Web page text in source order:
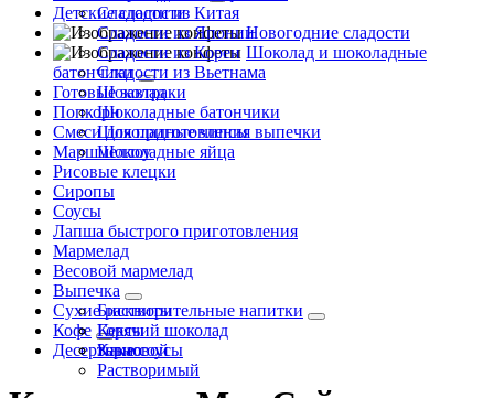
Сладости из Китая
Сладости из Японии
Сладости из Кореи
Сладости из Вьетнама
Детские сладости
Новогодние сладости
Шоколад и шоколадные
батончики
Шоколад
Шоколадные батончики
Шоколадные чипсы
Шоколадные яйца
Готовые завтраки
Попкорн
Смеси для приготовления выпечки
Маршмеллоу
Рисовые клецки
Сиропы
Соусы
Лапша быстрого приготовления
Мармелад
Весовой мармелад
Выпечка
Бисквиты
Кексы
Сухие растворительные напитки
Горячий шоколад
Какао
Кофе
Зерновой
Растворимый
Десертные соусы